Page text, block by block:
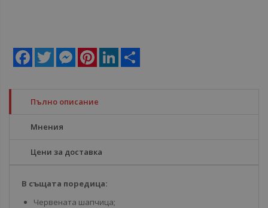
Facebook
Twitter MessengerPinterestLinkedIn
Пълно описание
Мнения
Цени за доставка
В същата поредица:
Червената шапчица;